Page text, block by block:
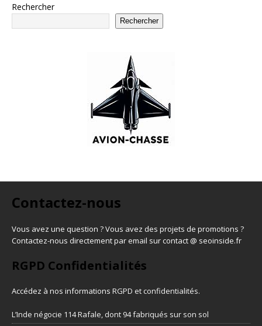
Rechercher
Rechercher
Contactez-nous
Vous avez une question ? Vous avez des projets de promotions ?
Contactez-nous directement par email sur contact @ seoinside.fr
RGPD Confidentialités
Accédez à nos informations RGPD et confidentialités.
L’Inde négocie 114 Rafale, dont 94 fabriqués sur son sol